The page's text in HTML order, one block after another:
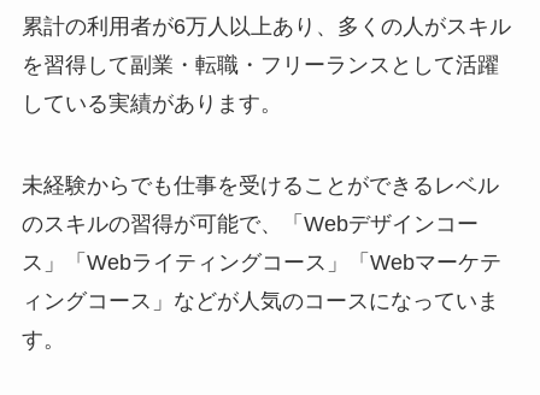
累計の利用者が6万人以上あり、多くの人がスキル
を習得して副業・転職・フリーランスとして活躍
している実績があります。
未経験からでも仕事を受けることができるレベル
のスキルの習得が可能で、「Webデザインコー
ス」「Webライティングコース」「Webマーケテ
ィングコース」などが人気のコースになっていま
す。